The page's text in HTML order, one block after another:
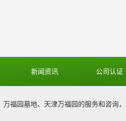
新闻资讯 公司认证
万福园墓地、 天津万福园的服务和咨询